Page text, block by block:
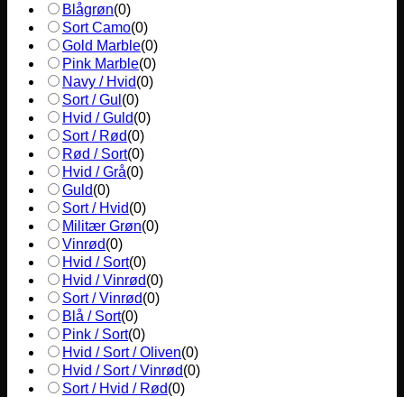
Blågrøn(0)
Sort Camo(0)
Gold Marble(0)
Pink Marble(0)
Navy / Hvid(0)
Sort / Gul (0)
Hvid / Guld(0)
Sort / Rød(0)
Rød / Sort(0)
Hvid / Grå(0)
Guld(0)
Sort / Hvid(0)
Militær Grøn(0)
Vinrød(0)
Hvid / Sort(0)
Hvid / Vinrød(0)
Sort / Vinrød(0)
Blå / Sort(0)
Pink / Sort(0)
Hvid / Sort / Oliven(0)
Hvid / Sort / Vinrød(0)
Sort / Hvid / Rød(0)